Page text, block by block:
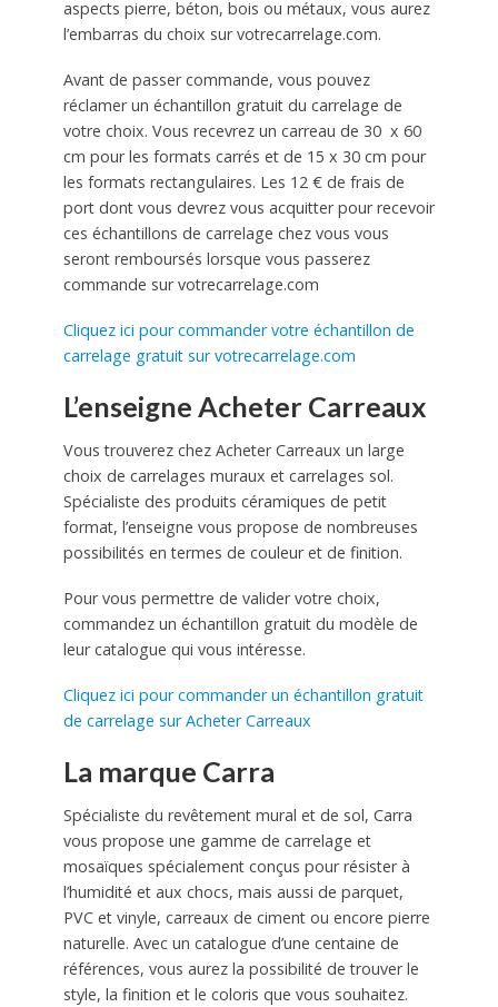
aspects pierre, béton, bois ou métaux, vous aurez
l’embarras du choix sur votrecarrelage.com.
Avant de passer commande, vous pouvez
réclamer un échantillon gratuit du carrelage de
votre choix. Vous recevrez un carreau de 30 x 60
cm pour les formats carrés et de 15 x 30 cm pour
les formats rectangulaires. Les 12 € de frais de
port dont vous devrez vous acquitter pour recevoir
ces échantillons de carrelage chez vous vous
seront remboursés lorsque vous passerez
commande sur votrecarrelage.com
Cliquez ici pour commander votre échantillon de
carrelage gratuit sur votrecarrelage.com
L’enseigne Acheter Carreaux
Vous trouverez chez Acheter Carreaux un large
choix de carrelages muraux et carrelages sol.
Spécialiste des produits céramiques de petit
format, l’enseigne vous propose de nombreuses
possibilités en termes de couleur et de finition.
Pour vous permettre de valider votre choix,
commandez un échantillon gratuit du modèle de
leur catalogue qui vous intéresse.
Cliquez ici pour commander un échantillon gratuit
de carrelage sur Acheter Carreaux
La marque Carra
Spécialiste du revêtement mural et de sol, Carra
vous propose une gamme de carrelage et
mosaïques spécialement conçus pour résister à
l’humidité et aux chocs, mais aussi de parquet,
PVC et vinyle, carreaux de ciment ou encore pierre
naturelle. Avec un catalogue d’une centaine de
références, vous aurez la possibilité de trouver le
style, la finition et le coloris que vous souhaitez.